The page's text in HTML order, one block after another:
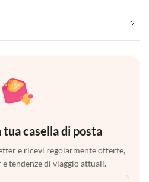
tua casella di posta
e ricevi regolarmente offerte,
tendenze di viaggio attuali.